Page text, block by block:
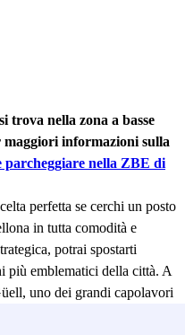
trova nella zona a basse
informazioni sulla
parcheggiare nella ZBE di
perfetta se cerchi un posto
in tutta comodità e
potrai spostarti
più emblematici della città. A
uno dei grandi capolavori